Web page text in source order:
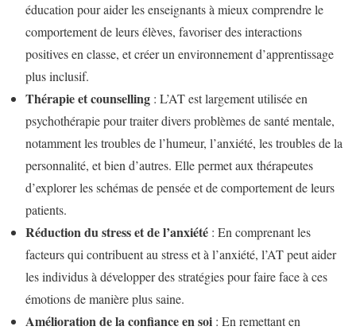
éducation pour aider les enseignants à mieux comprendre le
comportement de leurs élèves, favoriser des interactions
positives en classe, et créer un environnement d’apprentissage
plus inclusif.
Thérapie et counselling : L’AT est largement utilisée en
psychothérapie pour traiter divers problèmes de santé mentale,
notamment les troubles de l’humeur, l’anxiété, les troubles de la
personnalité, et bien d’autres. Elle permet aux thérapeutes
d’explorer les schémas de pensée et de comportement de leurs
patients.
Réduction du stress et de l’anxiété : En comprenant les
facteurs qui contribuent au stress et à l’anxiété, l’AT peut aider
les individus à développer des stratégies pour faire face à ces
émotions de manière plus saine.
Amélioration de la confiance en soi : En remettant en